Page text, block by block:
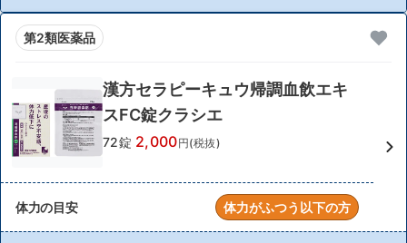
第2類医薬品
漢方セラピーキュウ帰調血飲エキ
スFC錠クラシエ
72錠 2,000円(税抜)
体力の目安 体力がふつう以下の方